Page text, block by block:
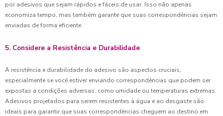
por adesivos que sejam rápidos e fáceis de usar. Isso não apenas
economiza tempo, mas também garante que suas correspondências sejam
enviadas de forma eficiente.
5. Considere a Resistência e Durabilidade
A resistência e durabilidade do adesivo são aspectos cruciais,
especialmente se você estiver enviando correspondências que podem ser
expostas a condições adversas, como umidade ou temperaturas extremas.
Adesivos projetados para serem resistentes à água e ao desgaste são
ideais para garantir que suas correspondências cheguem ao destino em